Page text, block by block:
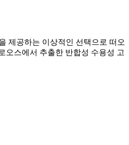
제공하는 이상적인 선택으로 떠오
오스에서 추출한 반합성 수용성 고